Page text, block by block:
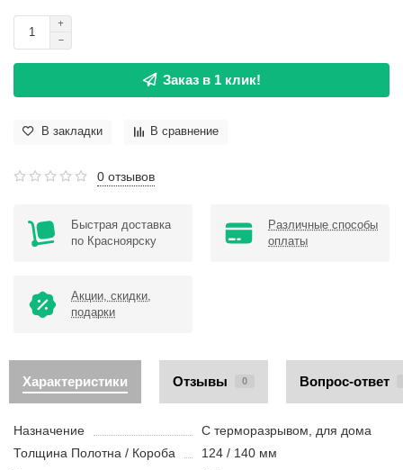
Заказ в 1 клик!
В закладки В сравнение
0 отзывов
Быстрая доставка
по Красноярску
Различные способы
оплаты
Акции, скидки,
подарки
Характеристики Отзывы 0 Вопрос-ответ
Назначение
С терморазрывом, для дома
Толщина Полотна / Короба
124 / 140 мм